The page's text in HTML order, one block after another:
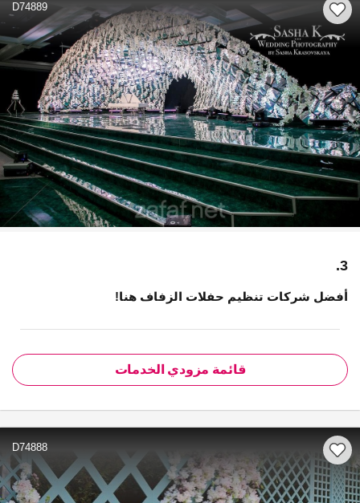
D74889
3.
أفضل شركات تنظيم حفلات الزفاف هنا!
قائمة مزودي الخدمات
D74888